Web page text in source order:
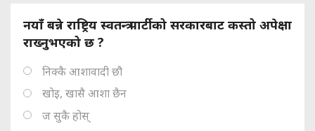
नयाँ बन्ने राष्ट्रिय स्वतन्त्र पार्टीको सरकारबाट कस्तो अपेक्षा
राख्नुभएको छ ?
निक्कै आशावादी छौ
खोइ, खासै आशा छैन
ज सुकै होस्